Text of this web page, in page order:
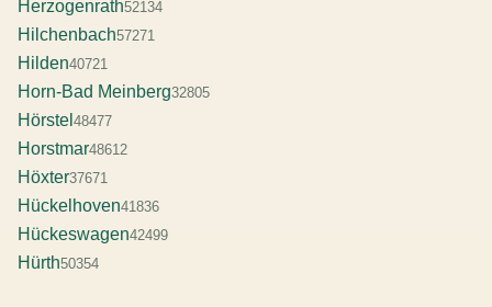
Herzogenrath52134
Hilchenbach57271
Hilden40721
Horn-Bad Meinberg32805
Hörstel 48477
Horstmar48612
Höxter37671
Hückelhoven41836
Hückeswagen42499
Hürth50354